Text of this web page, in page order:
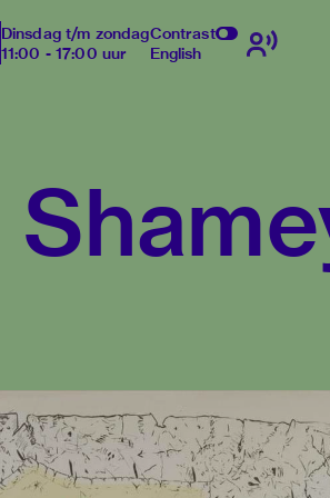
Dinsdag t/m zondag
11:00 - 17:00 uur
Contrast
English